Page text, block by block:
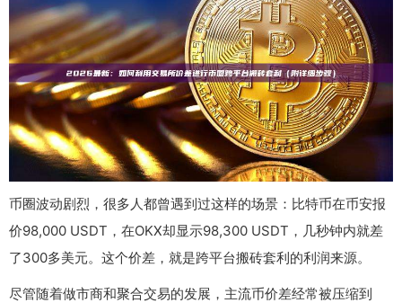
币圈波动剧烈，很多人都曾遇到过这样的场景：比特币在币安报
价98,000 USDT，在OKX却显示98,300 USDT，几秒钟内就差
了300多美元。这个价差，就是跨平台搬砖套利的利润来源。
尽管随着做市商和聚合交易的发展，主流币价差经常被压缩到